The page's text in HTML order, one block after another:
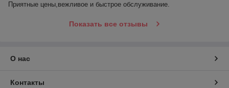
Приятные цены,вежливое и быстрое обслуживание.
Показать все отзывы
О нас
Контакты